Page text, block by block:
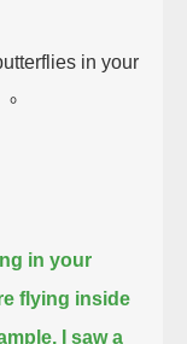
in your
in your
flying inside
I saw a